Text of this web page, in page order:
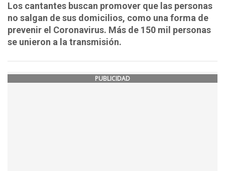
Los cantantes buscan promover que las personas
no salgan de sus domicilios, como una forma de
prevenir el Coronavirus. Más de 150 mil personas
se unieron a la transmisión.
PUBLICIDAD